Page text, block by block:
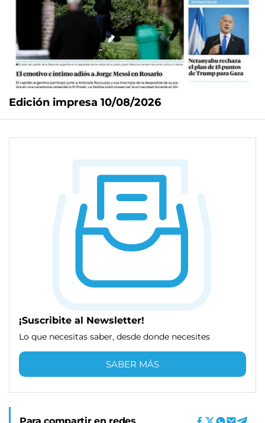
Edición impresa 10/08/2026
¡Suscribite al Newsletter!
Lo que necesitas saber, desde donde necesites
SABER MÁS
Para compartir en redes